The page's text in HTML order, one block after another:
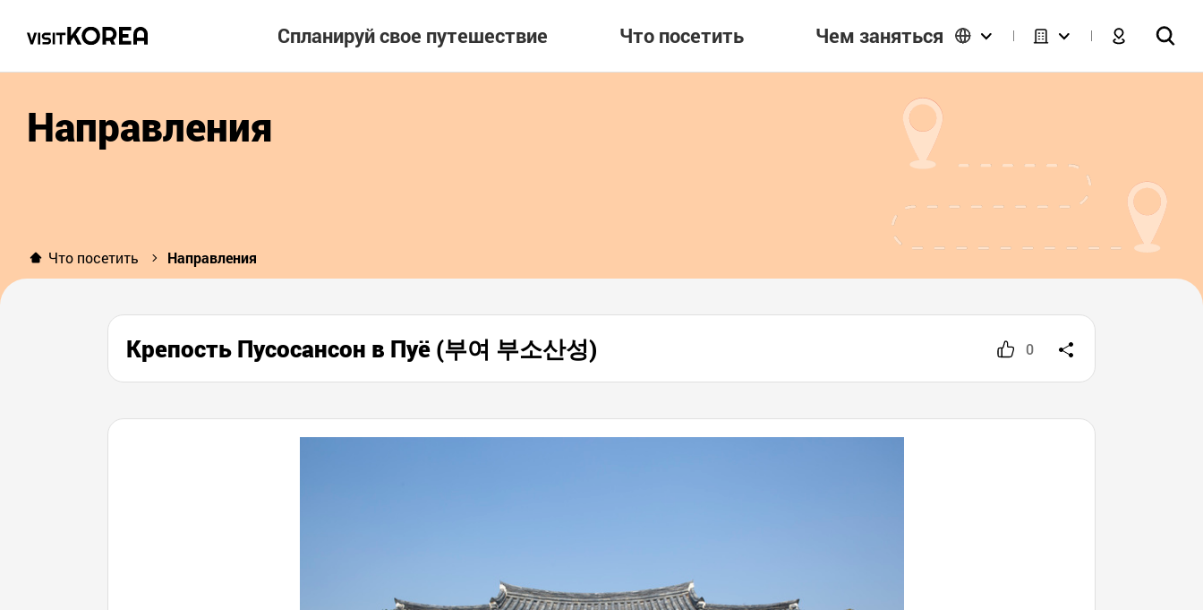
Спланируй свое путешествие Что посетить Чем заняться
Направления
Что посетить Направления
Крепость Пусосансон в Пуё (부여 부소산성) 0